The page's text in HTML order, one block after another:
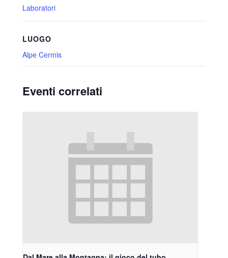
Laboratori
LUOGO
Alpe Cermis
Eventi correlati